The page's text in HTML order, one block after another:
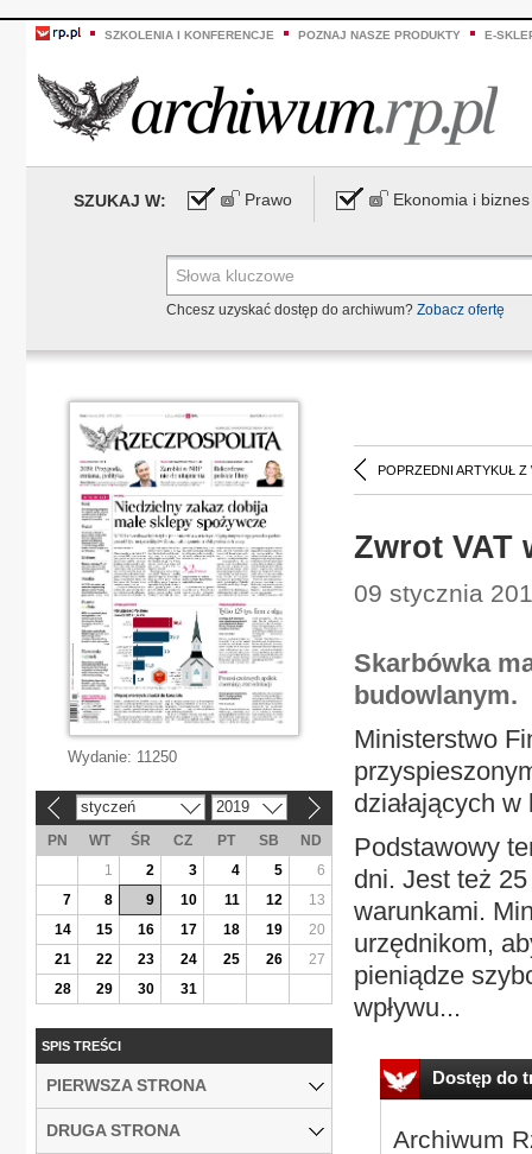
SZKOLENIA I KONFERENCJE POZNAJ NASZE PRODUKTY E-
SZUKAJ W: Prawo Ekonomia i biznes
Chcesz uzyskać dostęp do archiwum? Zobacz ofertę
POPRZEDNI ARTYKUŁ Z
Zwrot VAT
09 stycznia
Skarbówka
budowlanym.
Ministerstwo
działających
Podstawowy
dni. Jest też
warunkami.
urzędnikom,
pieniądze
wpływu...
Dostęp do
Archiwum
Wydanie: 11250
styczeń 2019
PN WT ŚR CZ PT SB
ND
1
2 3 4 5
6
7
8 9 10 11 12
13
14
15 16 17 18 19
20
21
22 23 24 25 26
27
28
29 30 31
SPIS TREŚCI
PIERWSZA STRONA
DRUGA STRONA